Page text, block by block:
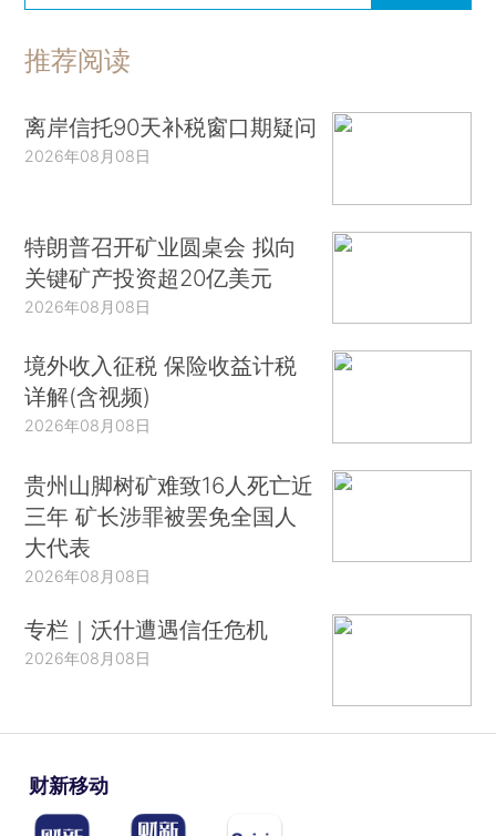
推荐阅读
离岸信托90天补税窗口期疑问
2026年08月08日
特朗普召开矿业圆桌会 拟向
关键矿产投资超20亿美元
2026年08月08日
境外收入征税 保险收益计税
详解(含视频)
2026年08月08日
贵州山脚树矿难致16人死亡近
三年 矿长涉罪被罢免全国人
大代表
2026年08月08日
专栏｜沃什遭遇信任危机
2026年08月08日
财新移动